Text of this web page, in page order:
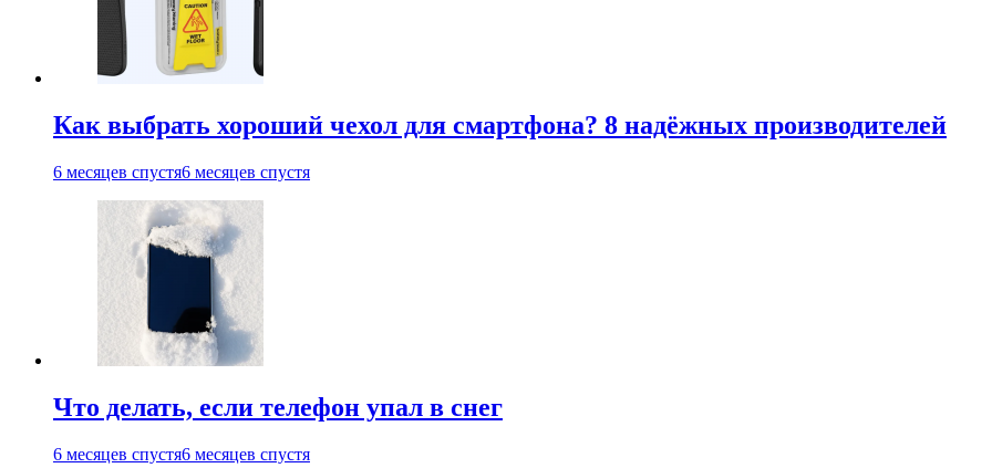
Как выбрать хороший чехол для смартфона? 8 надёжных производителей
6 месяцев спустя6 месяцев спустя
Что делать, если телефон упал в снег
6 месяцев спустя6 месяцев спустя